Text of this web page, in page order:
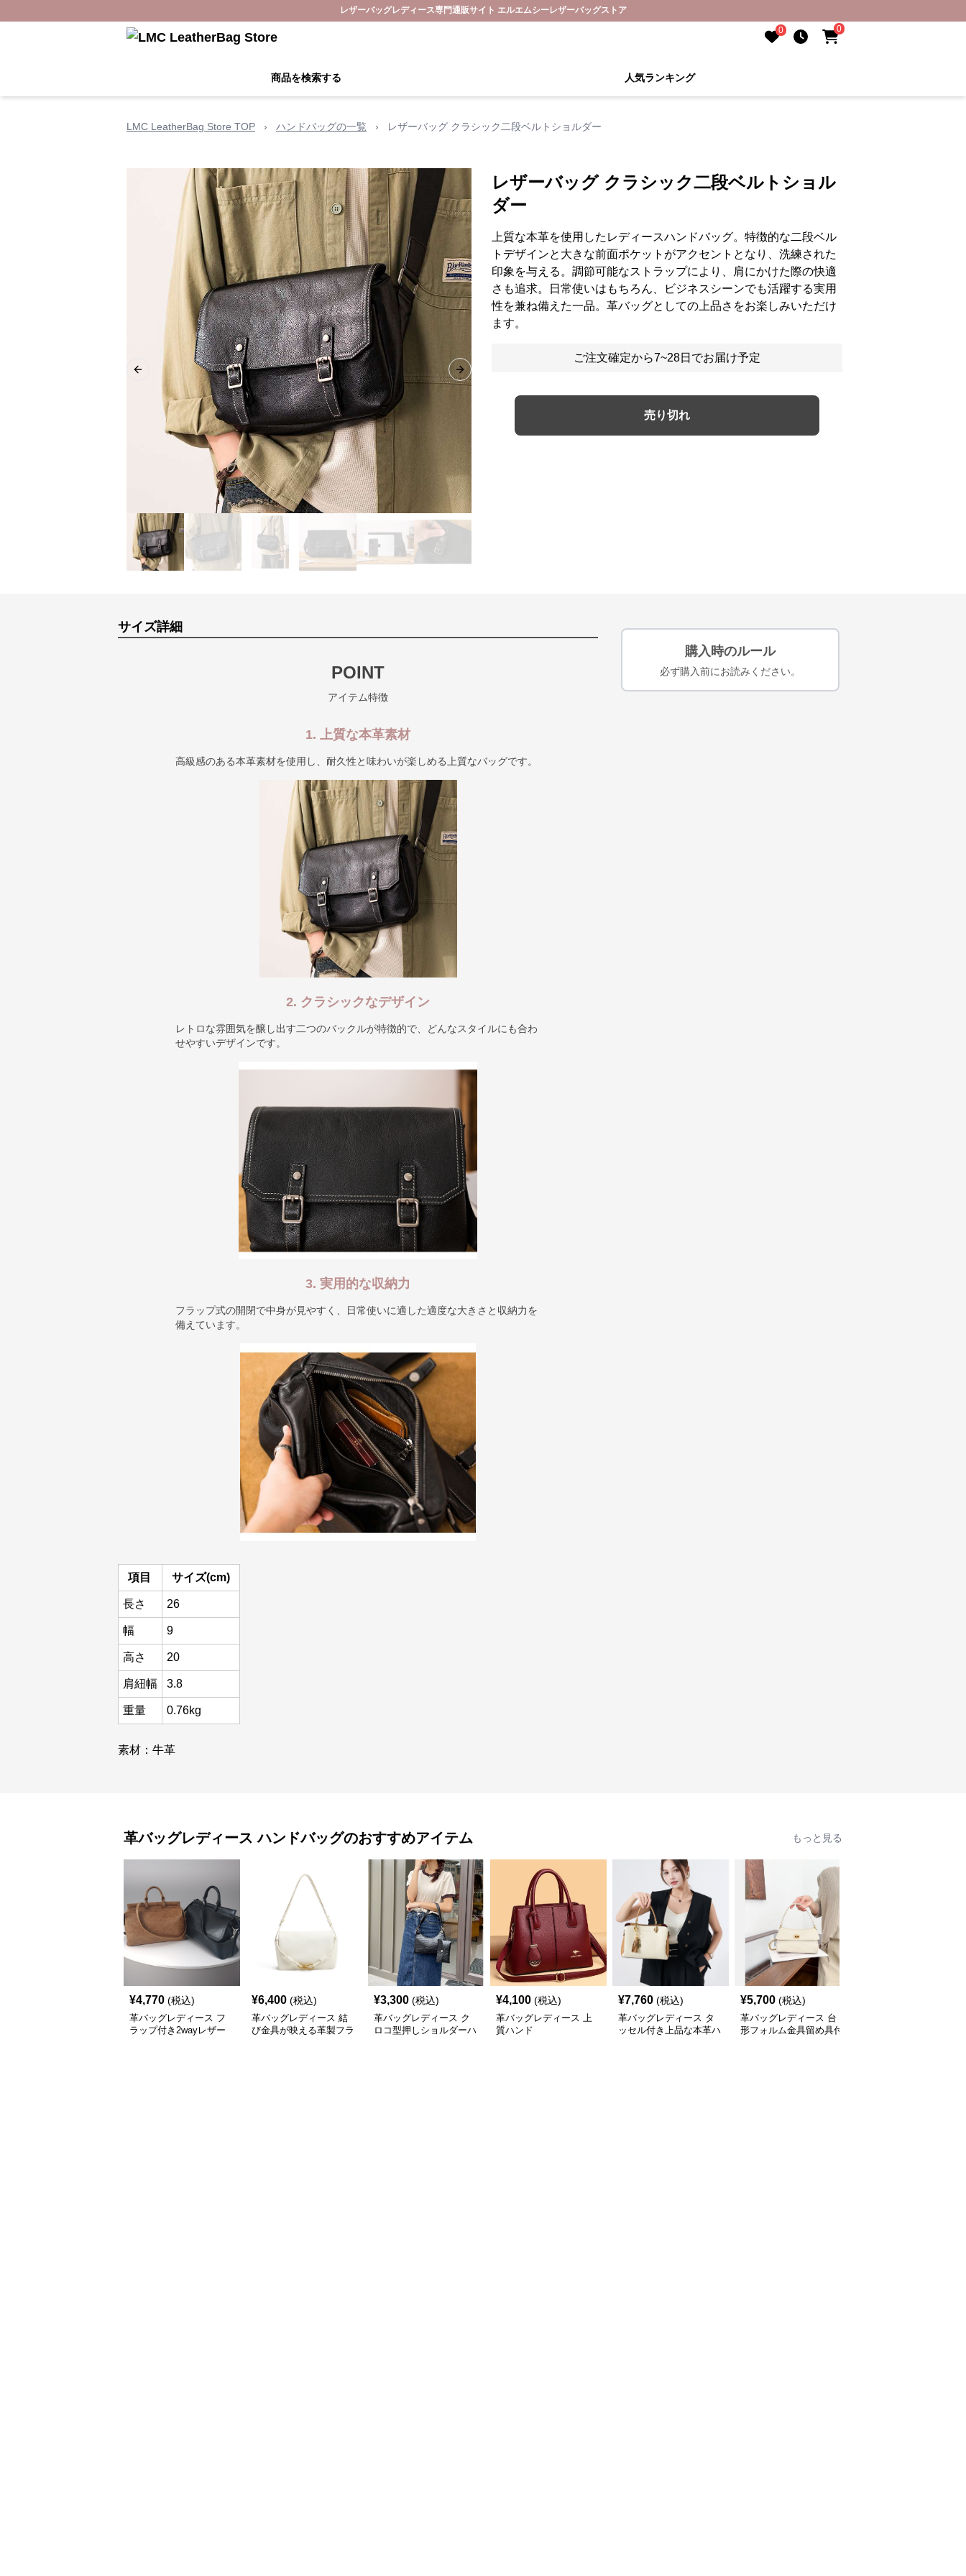
レザーバッグレディース専門通販サイト エルエムシーレザーバッグストア
0
0
商品を検索する 人気ランキング
LMC LeatherBag Store TOP › ハンドバッグの一覧 › レザーバッグ クラシック二段ベルトショルダー
Previous slide Next slide
レザーバッグ クラシック二段ベルトショル
ダー
上質な本革を使用したレディースハンドバッグ。特徴的な二段ベル
トデザインと大きな前面ポケットがアクセントとなり、洗練された
印象を与える。調節可能なストラップにより、肩にかけた際の快適
さも追求。日常使いはもちろん、ビジネスシーンでも活躍する実用
性を兼ね備えた一品。革バッグとしての上品さをお楽しみいただけ
ます。
ご注文確定から7~28日でお届け予定
売り切れ
サイズ詳細
POINT
アイテム特徴
1. 上質な本革素材
高級感のある本革素材を使用し、耐久性と味わいが楽しめる上質なバッグです。
2. クラシックなデザイン
レトロな雰囲気を醸し出す二つのバックルが特徴的で、どんなスタイルにも合わ
せやすいデザインです。
3. 実用的な収納力
フラップ式の開閉で中身が見やすく、日常使いに適した適度な大きさと収納力を
備えています。
項目 サイズ(cm)
長さ 26
幅 9
高さ 20
肩紐幅 3.8
重量 0.76kg
素材：牛革
購入時のルール
必ず購入前にお読みください。
革バッグレディース ハンドバッグのおすすめアイテム もっと見る
¥4,770 (税込)
革バッグレディース フ
ラップ付き2wayレザー
¥6,400 (税込)
革バッグレディース 結
び金具が映える革製フラ
¥3,300 (税込)
革バッグレディース ク
ロコ型押しショルダーハ
¥4,100 (税込)
革バッグレディース 上
質ハンド
¥7,760 (税込)
革バッグレディース タ
ッセル付き上品な本革ハ
¥5,700 (税込)
革バッグレディース 台
形フォルム金具留め具付